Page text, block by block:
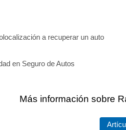
a recuperar un auto
en Seguro de Autos
Más información sobre